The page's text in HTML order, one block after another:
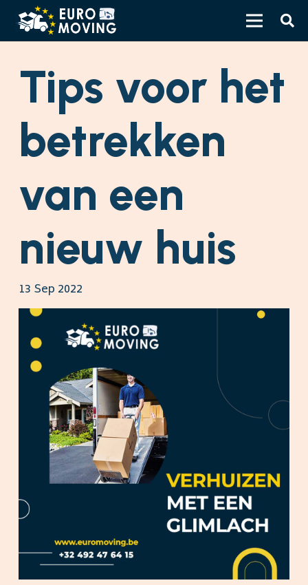
Tips voor het
betrekken
van een
nieuw huis
13 Sep 2022